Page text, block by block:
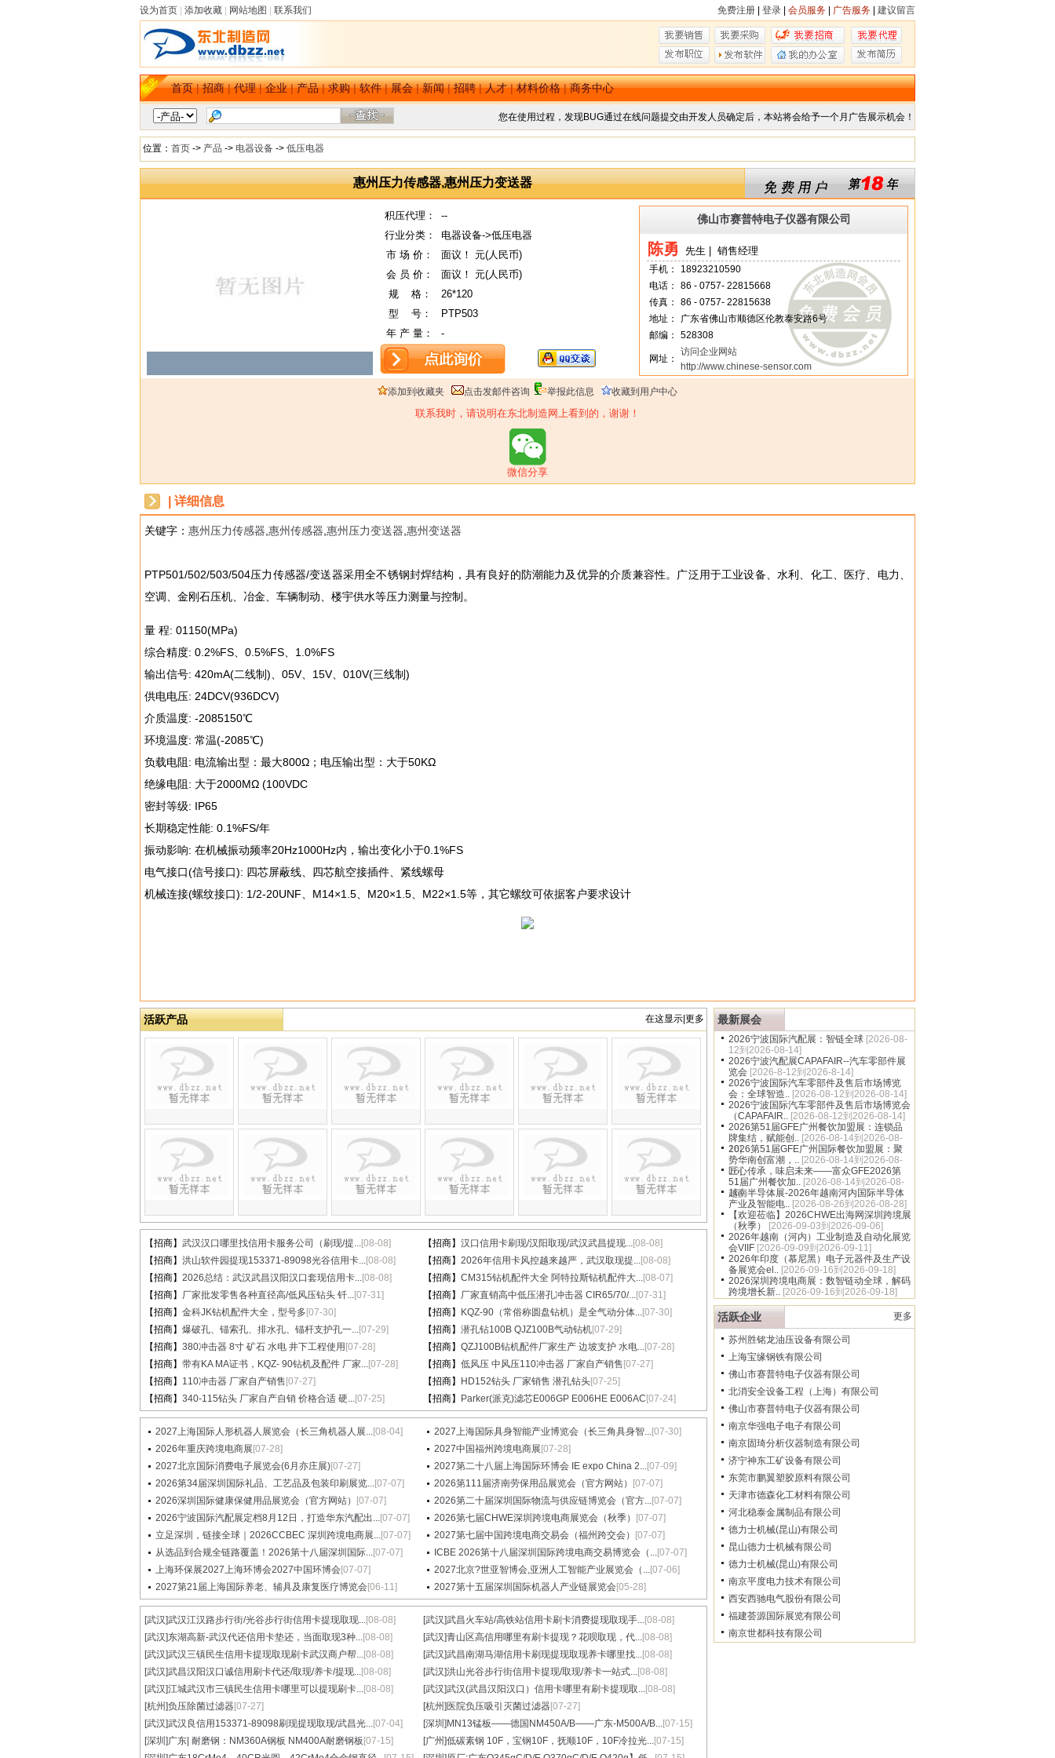
设为首页 添加收藏 网站地图 联系我们 免费注册 登录 会员服务 广告服务 建议留言
首页|招商|代理|企业|产品|求购|软件|展会|新闻|招聘|人才|材料价格|商务中心
您在使用过程，发现BUG通过在线问题提交由开发人员确定后，本站将会给予一个月广告展示机会！
位置： 首页 -> 产品 -> 电器设备 -> 低压电器
惠州压力传感器,惠州压力变送器
积压代理：
--
行业分类：
电器设备->低压电器
市 场 价：
面议！ 元(人民币)
会 员 价：
面议！ 元(人民币)
规
格：
26*120
型
号：
PTP503
年 产 量：
-
佛山市赛普特电子仪器有限公司
陈勇 先生 | 销售经理
手机：
18923210590
电话：
86 - 0757- 22815668
传真：
86 - 0757- 22815638
地址：
广东省佛山市顺德区伦教泰安路6号
邮编：
528308
网址：
访问企业网站
http://www.chinese-sensor.com
添加到收藏夹 点击发邮件咨询 举报此信息 收藏到用户中心
联系我时，请说明在东北制造网上看到的，谢谢！
微信分享
| 详细信息
关键字： 惠州压力传感器 惠州传感器 惠州压力变送器 惠州变送器
PTP501/502/503/504压力传感器/变送器采用全不锈钢封焊结构，具有良好的防潮能力及优异的介质兼容性。广泛用于工业设备、水利、化工、医疗、电力、
空调、金刚石压机、冶金、车辆制动、楼宇供水等压力测量与控制。
量 程: 01150(MPa)
综合精度: 0.2%FS、0.5%FS、1.0%FS
输出信号: 420mA(二线制)、05V、15V、010V(三线制)
供电电压: 24DCV(936DCV)
介质温度: -2085150℃
环境温度: 常温(-2085℃)
负载电阻: 电流输出型：最大800Ω；电压输出型：大于50KΩ
绝缘电阻: 大于2000MΩ (100VDC
密封等级: IP65
长期稳定性能: 0.1%FS/年
振动影响: 在机械振动频率20Hz1000Hz内，输出变化小于0.1%FS
电气接口(信号接口): 四芯屏蔽线、四芯航空接插件、紧线螺母
机械连接(螺纹接口): 1/2-20UNF、M14×1.5、M20×1.5、M22×1.5等，其它螺纹可依据客户要求设计
活跃产品 在这显示|更多
【招商】 武汉汉口哪里找信用卡服务公司（刷现/提...[08-08] 【招商】 汉口信用卡刷现/汉阳取现/武汉武昌提现...[08-08]
【招商】 洪山软件园提现153371-89098光谷信用卡...[08-08] 【招商】 2026年信用卡风控越来越严，武汉取现提...[08-08]
【招商】 2026总结：武汉武昌汉阳汉口套现信用卡...[08-08] 【招商】 CM315钻机配件大全 阿特拉斯钻机配件大...[08-07]
【招商】 厂家批发零售各种直径高/低风压钻头 钎...[07-31] 【招商】 厂家直销高中低压潜孔冲击器 CIR65/70/...[07-31]
【招商】 金科JK钻机配件大全，型号多 [07-30] 【招商】 KQZ-90（常俗称圆盘钻机）是全气动分体...[07-30]
【招商】 爆破孔、锚索孔、排水孔、锚杆支护孔一...[07-29] 【招商】 潜孔钻100B QJZ100B气动钻机[07-29]
【招商】 380冲击器 8寸 矿石 水电 井下工程使用 [07-28] 【招商】 QZJ100B钻机配件厂家生产 边坡支护 水电...[07-28]
【招商】 带有KA MA证书，KQZ- 90钻机及配件 厂家...[07-28] 【招商】 低风压 中风压110冲击器 厂家自产销售 [07-27]
【招商】 110冲击器 厂家自产销售 [07-27] 【招商】 HD152钻头 厂家销售 潜孔钻头[07-25]
【招商】 340-115钻头 厂家自产自销 价格合适 硬...[07-25] 【招商】 Parker(派克)滤芯E006GP E006HE E006AC [07-24]
2027上海国际人形机器人展览会（长三角机器人展...[08-04] 2027上海国际具身智能产业博览会（长三角具身智...[07-30]
2026年重庆跨境电商展 [07-28] 2027中国福州跨境电商展 [07-28]
2027北京国际消费电子展览会(6月亦庄展)[07-27] 2027第二十八届上海国际环博会 IE expo China 2...[07-09]
2026第34届深圳国际礼品、工艺品及包装印刷展览...[07-07] 2026第111届济南劳保用品展览会（官方网站）
[07-07]
2026深圳国际健康保健用品展览会（官方网站）
[07-07] 2026第二十届深圳国际物流与供应链博览会（官方...[07-07]
2026宁波国际汽配展定档8月12日，打造华东汽配出...[07-07] 2026第七届CHWE深圳跨境电商展览会（秋季）
[07-07]
立足深圳，链接全球｜2026CCBEC 深圳跨境电商展...[07-07] 2027第七届中国跨境电商交易会（福州跨交会）
[07-07]
从选品到合规全链路覆盖！2026第十八届深圳国际...[07-07] ICBE 2026第十八届深圳国际跨境电商交易博览会（...[07-07]
上海环保展2027上海环博会2027中国环博会[07-07] 2027北京?世亚智博会,亚洲人工智能产业展览会（...[07-06]
2027第21届上海国际养老、辅具及康复医疗博览会[06-11] 2027第十五届深圳国际机器人产业链展览会[05-28]
[武汉]武汉江汉路步行街/光谷步行街信用卡提现取现...[08-08] [武汉]武昌火车站/高铁站信用卡刷卡消费提现取现手...[08-08]
[武汉]东湖高新-武汉代还信用卡垫还，当面取现3种...[08-08] [武汉]青山区高信用哪里有刷卡提现？花呗取现，代...[08-08]
[武汉]武汉三镇民生信用卡提现取现刷卡武汉商户帮...[08-08] [武汉]武昌南湖马湖信用卡刷现提现取现养卡哪里找...[08-08]
[武汉]武昌汉阳汉口诚信用刷卡代还/取现/养卡/提现...[08-08] [武汉]洪山光谷步行街信用卡提现/取现/养卡一站式...[08-08]
[武汉]江城武汉市三镇民生信用卡哪里可以提现刷卡...[08-08] [武汉]武汉(武昌汉阳汉口）信用卡哪里有刷卡提现取...[08-08]
[杭州]负压除菌过滤器[07-27] [杭州] 医院负压吸引灭菌过滤器[07-27]
[武汉]武汉良信用153371-89098刷现提现取现/武昌光...[07-04] [深圳] MN13锰板——德国NM450A/B——广东-M500A/B...[07-15]
[深圳]广东| 耐磨钢：NM360A钢板 NM400A耐磨钢板 [07-15] [广州]低碳素钢 10F，宝钢10F，抚顺10F，10F冷拉光...[07-15]
最新展会
2026宁波国际汽配展：智链全球 [2026-08-
12到2026-08-14]
2026宁波汽配展CAPAFAIR--汽车零部件展
览会 [2026-8-12到2026-8-14]
2026宁波国际汽车零部件及售后市场博览
会：全球智造.. [2026-08-12到2026-08-14]
2026宁波国际汽车零部件及售后市场博览会
（CAPAFAIR.. [2026-08-12到2026-08-14]
2026第51届GFE广州餐饮加盟展：连锁品
牌集结，赋能创.. [2026-08-14到2026-08-
16]
2026第51届GFE广州国际餐饮加盟展：聚
势华南创富潮，.. [2026-08-14到2026-08-
16]
匠心传承，味启未来——富众GFE2026第
51届广州餐饮加.. [2026-08-14到2026-08-
16]
越南半导体展-2026年越南河内国际半导体
产业及智能电.. [2026-08-26到2026-08-28]
【欢迎莅临】2026CHWE出海网深圳跨境展
（秋季）
[2026-09-03到2026-09-06]
2026年越南（河内）工业制造及自动化展览
会VIIF [2026-09-09到2026-09-11]
2026年印度（慕尼黑）电子元器件及生产设
备展览会el.. [2026-09-16到2026-09-18]
2026深圳跨境电商展：数智链动全球，解码
跨境增长新.. [2026-09-16到2026-09-18]
活跃企业 更多
苏州胜铭龙油压设备有限公司
上海宝缘钢铁有限公司
佛山市赛普特电子仪器有限公司
北消安全设备工程（上海）有限公司
佛山市赛普特电子仪器有限公司
南京华强电子电子有限公司
南京固琦分析仪器制造有限公司
济宁神东工矿设备有限公司
东莞市鹏翼塑胶原料有限公司
天津市德森化工材料有限公司
河北稳泰金属制品有限公司
德力士机械(昆山)有限公司
昆山德力士机械有限公司
德力士机械(昆山)有限公司
南京平度电力技术有限公司
西安西驰电气股份有限公司
福建荟源国际展览有限公司
南京世都科技有限公司